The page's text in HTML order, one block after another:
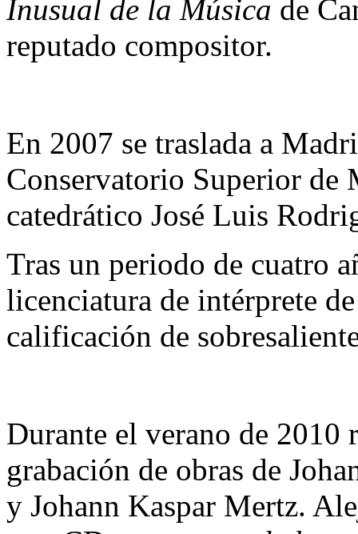
Inusual de la Música de
reputado compositor.
En 2007 se traslada a
Conservatorio Superior de
catedrático José Luis
Tras un periodo de cuatro
licenciatura de intérprete
calificación de
Durante el verano de
grabación de obras de
y Johann Kaspar Mertz.